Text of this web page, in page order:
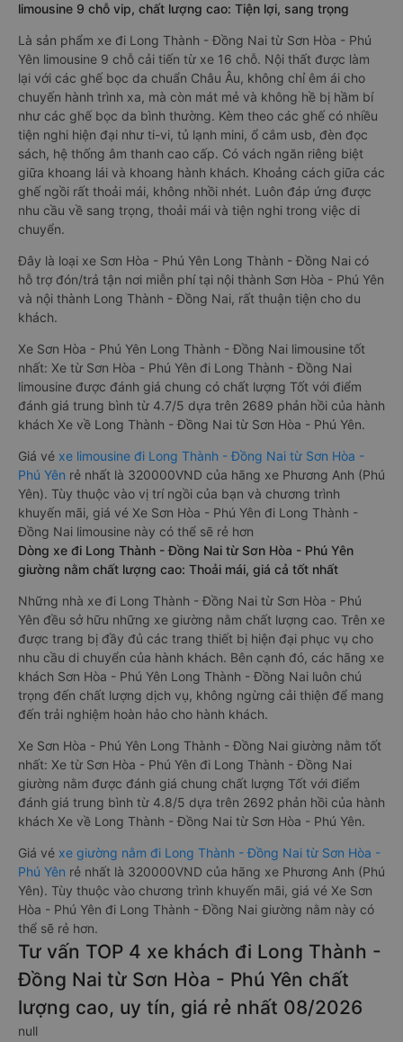
limousine 9 chỗ vip, chất lượng cao: Tiện lợi, sang trọng
Là sản phẩm xe đi Long Thành - Đồng Nai từ Sơn Hòa - Phú
Yên limousine 9 chỗ cải tiến từ xe 16 chỗ. Nội thất được làm
lại với các ghế bọc da chuẩn Châu Âu, không chỉ êm ái cho
chuyến hành trình xa, mà còn mát mẻ và không hề bị hầm bí
như các ghế bọc da bình thường. Kèm theo các ghế có nhiều
tiện nghi hiện đại như ti-vi, tủ lạnh mini, ổ cắm usb, đèn đọc
sách, hệ thống âm thanh cao cấp. Có vách ngăn riêng biệt
giữa khoang lái và khoang hành khách. Khoảng cách giữa các
ghế ngồi rất thoải mái, không nhồi nhét. Luôn đáp ứng được
nhu cầu về sang trọng, thoải mái và tiện nghi trong việc di
chuyển.
Đây là loại xe Sơn Hòa - Phú Yên Long Thành - Đồng Nai có
hỗ trợ đón/trả tận nơi miễn phí tại nội thành Sơn Hòa - Phú Yên
và nội thành Long Thành - Đồng Nai, rất thuận tiện cho du
khách.
Xe Sơn Hòa - Phú Yên Long Thành - Đồng Nai limousine tốt
nhất: Xe từ Sơn Hòa - Phú Yên đi Long Thành - Đồng Nai
limousine được đánh giá chung có chất lượng Tốt với điểm
đánh giá trung bình từ 4.7/5 dựa trên 2689 phản hồi của hành
khách Xe về Long Thành - Đồng Nai từ Sơn Hòa - Phú Yên.
Giá vé xe limousine đi Long Thành - Đồng Nai từ Sơn Hòa -
Phú Yên rẻ nhất là 320000VND của hãng xe Phương Anh (Phú
Yên). Tùy thuộc vào vị trí ngồi của bạn và chương trình
khuyến mãi, giá vé Xe Sơn Hòa - Phú Yên đi Long Thành -
Đồng Nai limousine này có thể sẽ rẻ hơn
Dòng xe đi Long Thành - Đồng Nai từ Sơn Hòa - Phú Yên
giường nằm chất lượng cao: Thoải mái, giá cả tốt nhất
Những nhà xe đi Long Thành - Đồng Nai từ Sơn Hòa - Phú
Yên đều sở hữu những xe giường nằm chất lượng cao. Trên xe
được trang bị đầy đủ các trang thiết bị hiện đại phục vụ cho
nhu cầu di chuyển của hành khách. Bên cạnh đó, các hãng xe
khách Sơn Hòa - Phú Yên Long Thành - Đồng Nai luôn chú
trọng đến chất lượng dịch vụ, không ngừng cải thiện để mang
đến trải nghiệm hoàn hảo cho hành khách.
Xe Sơn Hòa - Phú Yên Long Thành - Đồng Nai giường nằm tốt
nhất: Xe từ Sơn Hòa - Phú Yên đi Long Thành - Đồng Nai
giường nằm được đánh giá chung chất lượng Tốt với điểm
đánh giá trung bình từ 4.8/5 dựa trên 2692 phản hồi của hành
khách Xe về Long Thành - Đồng Nai từ Sơn Hòa - Phú Yên.
Giá vé xe giường nằm đi Long Thành - Đồng Nai từ Sơn Hòa -
Phú Yên rẻ nhất là 320000VND của hãng xe Phương Anh (Phú
Yên). Tùy thuộc vào chương trình khuyến mãi, giá vé Xe Sơn
Hòa - Phú Yên đi Long Thành - Đồng Nai giường nằm này có
thể sẽ rẻ hơn.
Tư vấn TOP 4 xe khách đi Long Thành -
Đồng Nai từ Sơn Hòa - Phú Yên chất
lượng cao, uy tín, giá rẻ nhất 08/2026
null